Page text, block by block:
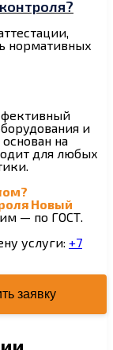
нормативных
и
на
для любых
Новый
— по ГОСТ.
услуги: +7
заявку